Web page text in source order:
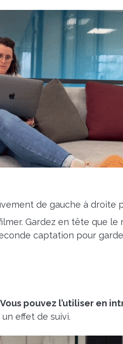
de gauche à droite
Gardez en tête que
captation pour
Vous pouvez l’utiliser en
effet de suivi.